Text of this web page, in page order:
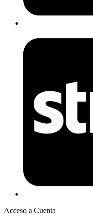
Acceso a Cuenta